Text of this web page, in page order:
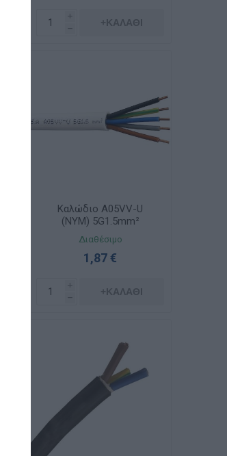
i
h
+ΚΑΛΆΘΙ
Καλώδιο A05VV-U
(NYM) 5G1.5mm²
Διαθέσιμο
1,87 €
i
h
+ΚΑΛΆΘΙ